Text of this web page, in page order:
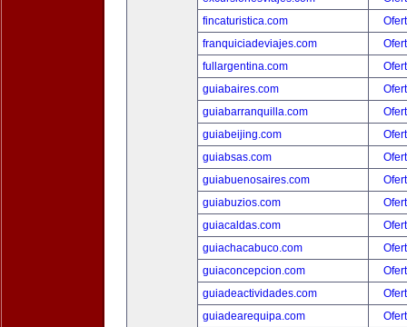
fincaturistica.com
franquiciadeviajes.com
fullargentina.com
guiabaires.com
guiabarranquilla.com
guiabeijing.com
guiabsas.com
guiabuenosaires.com
guiabuzios.com
guiacaldas.com
guiachacabuco.com
guiaconcepcion.com
guiadeactividades.com
guiadearequipa.com